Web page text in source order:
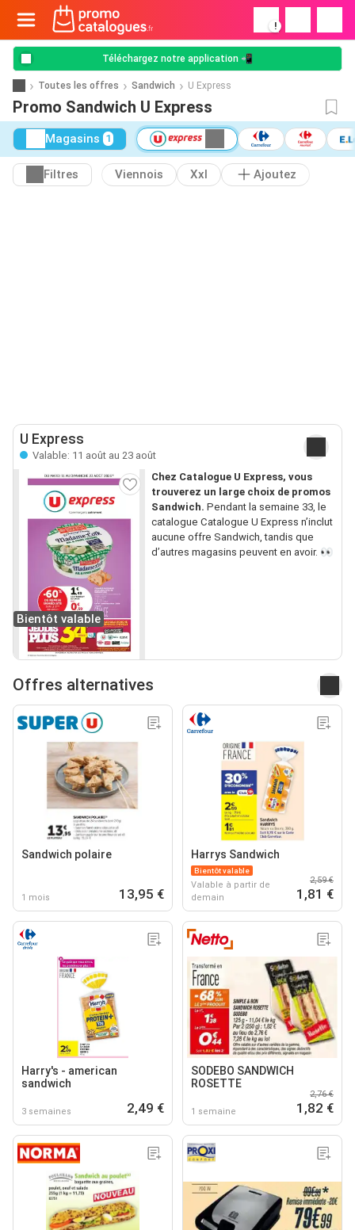
!
Téléchargez notre application 📲
Toutes les offres Sandwich U Express
Promo Sandwich U Express
Magasins 1
Filtres Viennois Xxl Ajoutez
U Express
Valable: 11 août au 23 août
Bientôt valable
Chez Catalogue U Express, vous
trouverez un large choix de promos
Sandwich. Pendant la semaine 33, le
catalogue Catalogue U Express n’inclut
aucune offre Sandwich, tandis que
d’autres magasins peuvent en avoir. 👀
Offres alternatives
Sandwich polaire
1 mois 13,95 €
Harrys Sandwich
Bientôt valable
Valable à partir de
demain
2,59 €
1,81 €
Harry's - american
sandwich
3 semaines 2,49 €
SODEBO SANDWICH
ROSETTE
1 semaine
2,76 €
1,82 €